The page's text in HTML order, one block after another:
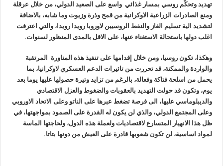
تهديد وتحكّم روسي بمسار غذائي واسع على الصعيد الدولي، من خلال عرقلة
ومنع الصادرات الزراعية الاوكرانية من قمح وذرة وزيوت وما شابه، بالاضافة
لتشديد الية تسليم الغاز والنفط الروسيين لاوروبا رويدا رويدا، والتي اعترفت
اغلب دولها باستحالة الاستغناء عنها، على الاقل بالمدى المنظور لسنوات.
وهكذا، تكون روسيا، ومن خلال إقدامها على تنفيذ هذه المناورة المرتقبة
والواردة والممكنة، قد تحررت من تاثيرات الدعم العسكري لاوكرانيا، بما
يحمل من اسلحة فتاكة وفعالة، بالرغم من تزايد وتيرة حصولها عليها يوما بعد
يوم، وتكون قد حولت التهديد بالعقوبات والضغوط والعزل الاقتصادي
والديبلوماسي عليها، الى فرصة تضغط عبرها على الناتو وعلى الاتحاد الاوروبي
وعلى المجتمع الدولي، والذي لن يكون له القدرة على الصمود بمواجهتها، في
ظل هذا الانهيار المتسارع لاقتصاديات ولعملة هذه الدول، ولحاجتها الماسة
لمواد اساسية، لن تكون شعوبها قادرة على العيش من دونها بتاتا.